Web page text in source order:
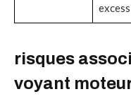
risques
voyant